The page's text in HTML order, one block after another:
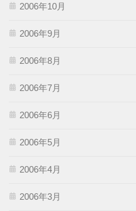
2006年10月
2006年9月
2006年8月
2006年7月
2006年6月
2006年5月
2006年4月
2006年3月